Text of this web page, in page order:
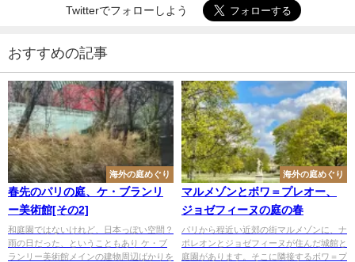
Twitterでフォローしよう
おすすめの記事
海外の庭めぐり
春先のパリの庭、ケ・ブランリ
ー美術館[その2]
和庭園ではないけれど、日本っぽい空間？
雨の日だった、ということもあり ケ・ブ
ランリー美術館メインの建物周辺ばかりを
海外の庭めぐり
マルメゾンとボワ＝プレオー、
ジョゼフィーヌの庭の春
パリから程近い近郊の街マルメゾンに、ナ
ポレオンとジョゼフィーヌが住んだ城館と
庭園があります。そこに隣接するボワ＝プ